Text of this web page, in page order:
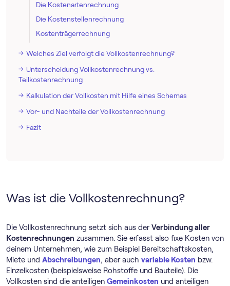
Die Kostenartenrechnung
Die Kostenstellenrechnung
Kostenträgerrechnung
Welches Ziel verfolgt die Vollkostenrechnung?
Unterscheidung Vollkostenrechnung vs.
Teilkostenrechnung
Kalkulation der Vollkosten mit Hilfe eines Schemas
Vor- und Nachteile der Vollkostenrechnung
Fazit
Was ist die Vollkostenrechnung?
Die Vollkostenrechnung setzt sich aus derVerbindung aller
Kostenrechnungen zusammen. Sie erfasst also fixe Kosten von
deinem Unternehmen, wie zum Beispiel Bereitschaftskosten,
Miete und Abschreibungen, aber auch variable Kosten bzw.
Einzelkosten (beispielsweise Rohstoffe und Bauteile). Die
Vollkosten sind die anteiligen Gemeinkosten und anteiligen